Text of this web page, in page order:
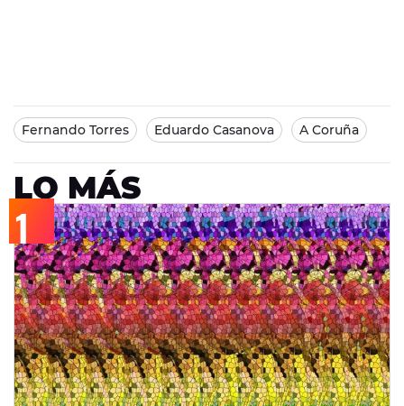
Fernando Torres Eduardo Casanova A Coruña
LO MÁS